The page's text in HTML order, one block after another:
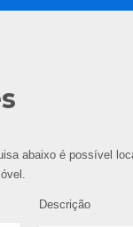
abaixo é possível
Descrição